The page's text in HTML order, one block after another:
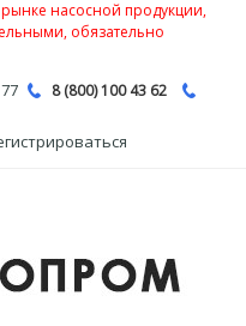
насосной продукции,
обязательно
77 8 (800) 100 43 62